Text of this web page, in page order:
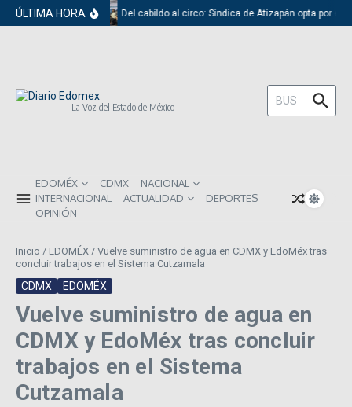
Saltar al contenido
ÚLTIMA HORA Del cabildo al circo: Síndica de Atizapán opta por el
La Voz del Estado de México
Buscar:
EDOMÉX CDMX
NACIONAL
INTERNACIONAL
ACTUALIDAD
DEPORTES
OPINIÓN
Inicio / EDOMÉX / Vuelve suministro de agua en CDMX y EdoMéx tras
concluir trabajos en el Sistema Cutzamala
CDMX EDOMÉX
Vuelve suministro de agua en
CDMX y EdoMéx tras concluir
trabajos en el Sistema
Cutzamala